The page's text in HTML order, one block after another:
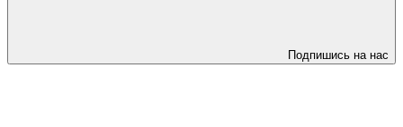
Подпишись на нас